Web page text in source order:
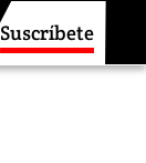
Suscríbete